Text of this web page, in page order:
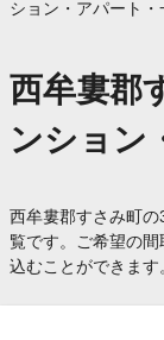
ション・アパート・
西牟婁郡
ンション
西牟婁郡すさみ町
覧です。ご希望の
込むことができます